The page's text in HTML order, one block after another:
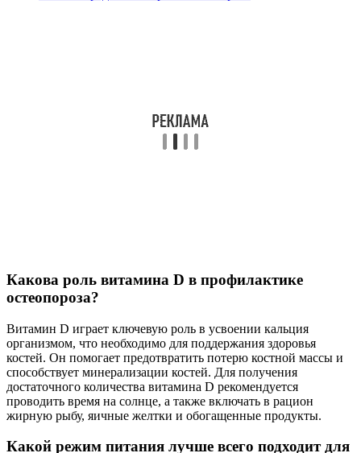
Какова роль витамина D в профилактике
остеопороза?
Витамин D играет ключевую роль в усвоении кальция
организмом, что необходимо для поддержания здоровья
костей. Он помогает предотвратить потерю костной массы и
способствует минерализации костей. Для получения
достаточного количества витамина D рекомендуется
проводить время на солнце, а также включать в рацион
жирную рыбу, яичные желтки и обогащенные продукты.
Какой режим питания лучше всего подходит для